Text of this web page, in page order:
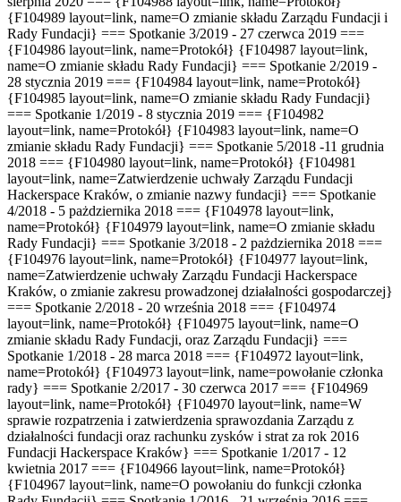
{F104989 layout=link, name=O zmianie składu Zarządu Fundacji i
Rady Fundacji} === Spotkanie 3/2019 - 27 czerwca 2019 ===
{F104986 layout=link, name=Protokół} {F104987 layout=link,
name=O zmianie składu Rady Fundacji} === Spotkanie 2/2019 -
28 stycznia 2019 === {F104984 layout=link, name=Protokół}
{F104985 layout=link, name=O zmianie składu Rady Fundacji}
=== Spotkanie 1/2019 - 8 stycznia 2019 === {F104982
layout=link, name=Protokół} {F104983 layout=link, name=O
zmianie składu Rady Fundacji} === Spotkanie 5/2018 -11 grudnia
2018 === {F104980 layout=link, name=Protokół} {F104981
layout=link, name=Zatwierdzenie uchwały Zarządu Fundacji
Hackerspace Kraków, o zmianie nazwy fundacji} === Spotkanie
4/2018 - 5 pażdziernika 2018 === {F104978 layout=link,
name=Protokół} {F104979 layout=link, name=O zmianie składu
Rady Fundacji} === Spotkanie 3/2018 - 2 pażdziernika 2018 ===
{F104976 layout=link, name=Protokół} {F104977 layout=link,
name=Zatwierdzenie uchwały Zarządu Fundacji Hackerspace
Kraków, o zmianie zakresu prowadzonej działalności gospodarczej}
=== Spotkanie 2/2018 - 20 września 2018 === {F104974
layout=link, name=Protokół} {F104975 layout=link, name=O
zmianie składu Rady Fundacji, oraz Zarządu Fundacji} ===
Spotkanie 1/2018 - 28 marca 2018 === {F104972 layout=link,
name=Protokół} {F104973 layout=link, name=powołanie członka
rady} === Spotkanie 2/2017 - 30 czerwca 2017 === {F104969
layout=link, name=Protokół} {F104970 layout=link, name=W
sprawie rozpatrzenia i zatwierdzenia sprawozdania Zarządu z
działalności fundacji oraz rachunku zysków i strat za rok 2016
Fundacji Hackerspace Kraków} === Spotkanie 1/2017 - 12
kwietnia 2017 === {F104966 layout=link, name=Protokół}
{F104967 layout=link, name=O powołaniu do funkcji członka